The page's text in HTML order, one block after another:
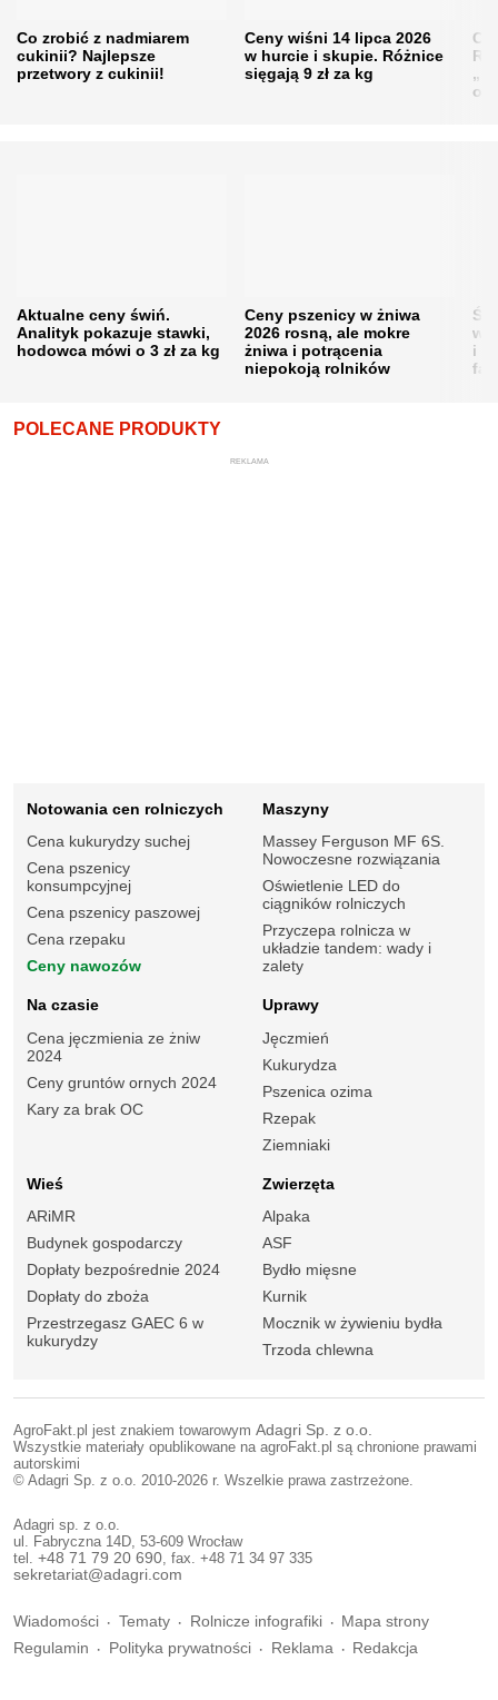
Co zrobić z nadmiarem
cukinii? Najlepsze
przetwory z cukinii!
Ceny wiśni 14 lipca 2026
w hurcie i skupie. Różnice
sięgają 9 zł za kg
Aktualne ceny świń.
Analityk pokazuje stawki,
hodowca mówi o 3 zł za kg
Ceny pszenicy w żniwa
2026 rosną, ale mokre
żniwa i potrącenia
niepokoją rolników
i
POLECANE PRODUKTY
REKLAMA
Notowania cen rolniczych
Cena kukurydzy suchej
Cena pszenicy
konsumpcyjnej
Cena pszenicy paszowej
Cena rzepaku
Ceny nawozów
Maszyny
Massey Ferguson MF 6S.
Nowoczesne rozwiązania
Oświetlenie LED do
ciągników rolniczych
Przyczepa rolnicza w
układzie tandem: wady i
zalety
Na czasie
Cena jęczmienia ze żniw
2024
Ceny gruntów ornych 2024
Kary za brak OC
Uprawy
Jęczmień
Kukurydza
Pszenica ozima
Rzepak
Ziemniaki
Wieś
ARiMR
Budynek gospodarczy
Dopłaty bezpośrednie 2024
Dopłaty do zboża
Przestrzegasz GAEC 6 w
kukurydzy
Zwierzęta
Alpaka
ASF
Bydło mięsne
Kurnik
Mocznik w żywieniu bydła
Trzoda chlewna
AgroFakt.pl jest znakiem towarowym Adagri Sp. z o.o.
Wszystkie materiały opublikowane na agroFakt.pl są chronione prawami
autorskimi
© Adagri Sp. z o.o. 2010-2026 r. Wszelkie prawa zastrzeżone.
Adagri sp. z o.o.
ul. Fabryczna 14D, 53-609 Wrocław
tel. +48 71 79 20 690, fax. +48 71 34 97 335
sekretariat@adagri.com
Wiadomości Tematy Rolnicze infografiki
Mapa strony
Regulamin
Polityka prywatności Reklama Redakcja